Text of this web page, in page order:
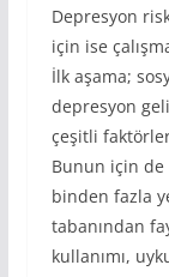
Depresyon
için ise
İlk aşama;
depresyon
çeşitli
Bunun için de
binden fazla
tabanından
kullanımı,